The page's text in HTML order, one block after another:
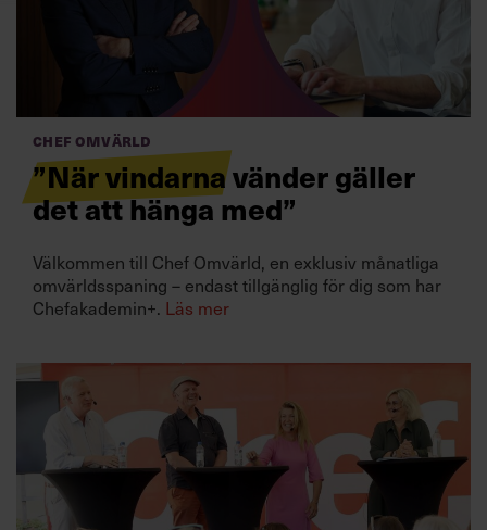
Villkor och policy för
personuppgiftsbehandling
Chef Omvärld
”När vindarna vänder gäller
det att hänga med”
Välkommen till Chef Omvärld, en exklusiv månatliga
omvärldsspaning – endast tillgänglig för dig som har
Chefakademin+. Läs mer